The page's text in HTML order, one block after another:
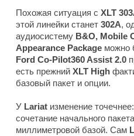
Похожая ситуация с XLT
этой линейки станет 302A,
аудиосистему B&O, Mobile
Appearance Package можно
Ford Co-Pilot360 Assist 2.0
есть прежний XLT High
базовый пакет и опции.
У Lariat изменение точечнее:
сочетание начального пакета
миллиметровой базой. Сам